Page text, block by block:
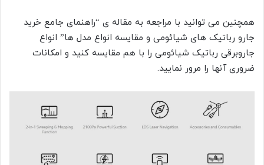
همچنین می توانید با مراجعه به مقاله ی “راهنمای جامع خرید
جارو رباتیک های شیائومی و مقایسه انواع مدل ها” انواع
جاروبرقی رباتیک شیائومی را با هم مقایسه کنید و امکانات
ضروری آنها را مرور نمایید.